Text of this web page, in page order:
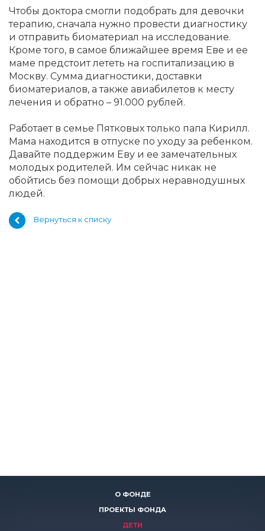
Чтобы доктора смогли подобрать для девочки
терапию, сначала нужно провести диагностику
и отправить биоматериал на исследование.
Кроме того, в самое ближайшее время Еве и ее
маме предстоит лететь на госпитализацию в
Москву. Сумма диагностики, доставки
биоматериалов, а также авиабилетов к месту
лечения и обратно – 91.000 рублей.
Работает в семье Пятковых только папа Кирилл.
Мама находится в отпуске по уходу за ребенком.
Давайте поддержим Еву и ее замечательных
молодых родителей. Им сейчас никак не
обойтись без помощи добрых неравнодушных
людей.
Вернуться к списку
О ФОНДЕ
ПРОЕКТЫ ФОНДА
ДЕТИ